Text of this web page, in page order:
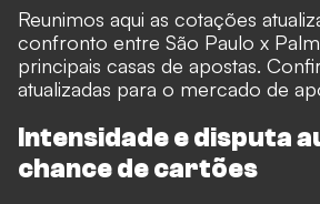
Reunimos aqui as cotações
confronto entre São Paulo x
principais casas de apostas.
atualizadas para o mercado de
Intensidade e disputa
chance de cartões